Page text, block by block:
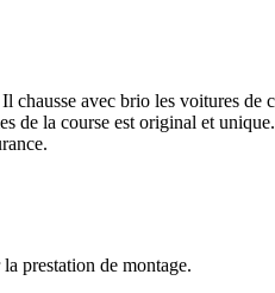
avec brio les voitures de
la course est original et
prestation de montage.